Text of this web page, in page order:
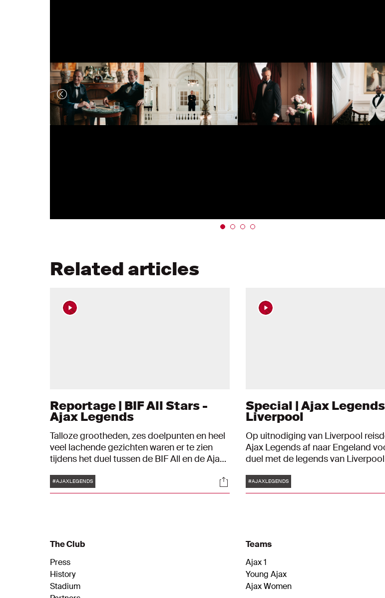
Related articles
Reportage | BIF All Stars -
Ajax Legends
Talloze grootheden, zes doelpunten en heel
veel lachende gezichten waren er te zien
tijdens het duel tussen de BIF All en de Ajax
Olympische Stadion met alleen maar
winnaars. "Om hier allemaal bijeen te komen
Tags
#AJAXLEGENDS Socials
Special | Ajax
Liverpool
Op uitnodiging van Liverpool
Ajax Legends af naar Engeland
duel met de legends van
trip met een mooi weerzien tussen
spelers, fraaie treffers en
Tags
#AJAXLEGENDS
The Club
Press
History
Stadium
Teams
Ajax 1
Young Ajax
Ajax Women